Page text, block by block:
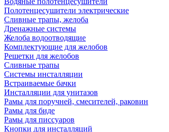
Полотенцесушители электрические
Сливные трапы, желоба
Дренажные системы
Желоба водоотводящие
Комплектующие для желобов
Решетки для желобов
Сливные трапы
Системы инсталляции
Встраиваемые бачки
Инсталляции для унитазов
Рамы для поручней, смесителей, раковин
Рамы для биде
Рамы для писсуаров
Кнопки для инсталляций